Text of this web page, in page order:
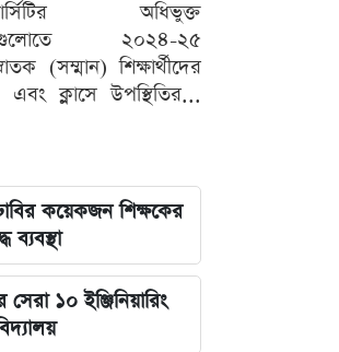
অধিভুক্ত
২০২৪-২৫
(সম্মান) শিক্ষার্থীদের
এবং ক্লাসে উপস্থিতির...
ঢাবির কয়েকজন শিক্ষকের
ব্যবস্থা
সেরা ১০ ইঞ্জিনিয়ারিং